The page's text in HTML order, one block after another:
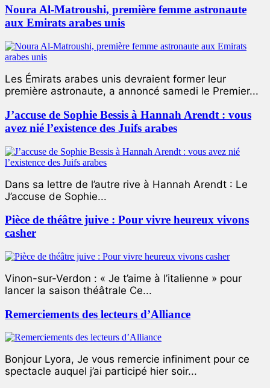
Noura Al-Matroushi, première femme astronaute
aux Emirats arabes unis
Les Émirats arabes unis devraient former leur
première astronaute, a annoncé samedi le Premier...
J’accuse de Sophie Bessis à Hannah Arendt : vous
avez nié l’existence des Juifs arabes
Dans sa lettre de l’autre rive à Hannah Arendt : Le
J’accuse de Sophie...
Pièce de théâtre juive : Pour vivre heureux vivons
casher
Vinon-sur-Verdon : « Je t’aime à l’italienne » pour
lancer la saison théâtrale Ce...
Remerciements des lecteurs d’Alliance
Bonjour Lyora, Je vous remercie infiniment pour ce
spectacle auquel j’ai participé hier soir...